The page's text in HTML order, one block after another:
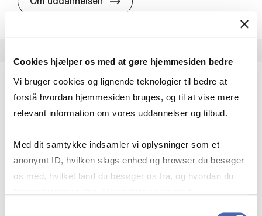
Cookies hjælper os med at gøre hjemmesiden bedre
Vi bruger cookies og lignende teknologier til bedre at
forstå hvordan hjemmesiden bruges, og til at vise mere
relevant information om vores uddannelser og tilbud.
Med dit samtykke indsamler vi oplysninger som et
anonymt ID, hvilken slags enhed og browser du besøger
os med, hvilket land du besøger os fra, og hvordan du
MSc in Eco­nom­ics and Busi­ness Ad­min­is­tra­tion
in Sales Man­age­ment
The programme offers a blend of digital platform
strategies, market analytics, and customer
psychology to…